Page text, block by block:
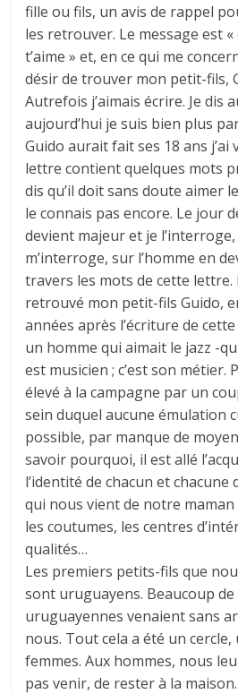
fille ou fils, un avis de rappel
les retrouver. Le message est
t’aime » et, en ce qui me
désir de trouver mon petit-fils,
Autrefois j’aimais écrire. Je dis
aujourd’hui je suis bien plus
Guido aurait fait ses 18 ans j’ai
lettre contient quelques mots
dis qu’il doit sans doute aimer
le connais pas encore. Le jour
devient majeur et je
m’interroge, sur l’homme en
travers les mots de cette
retrouvé mon petit-fils Guido,
années après l’écriture de
un homme qui aimait le jazz -
est musicien ; c’est son métier.
élevé à la campagne par un
sein duquel aucune émulation
possible, par manque de
savoir pourquoi, il est allé
l’identité de chacun et chacune
qui nous vient de notre
les coutumes, les centres
qualités…
Les premiers petits-fils que
sont uruguayens. Beaucoup
uruguayennes venaient sans
nous. Tout cela a été un
femmes. Aux hommes, nous
pas venir, de rester à la